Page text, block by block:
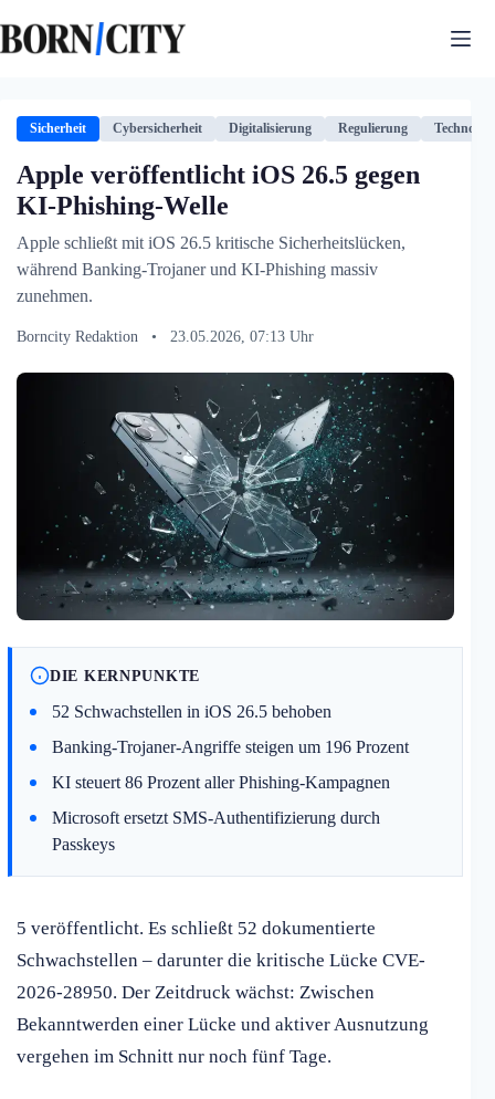
Inhalt
springen
Sicherheit Cybersicherheit Digitalisierung Regulierung
Apple veröffentlicht iOS 26.5 gegen
KI-Phishing-Welle
Apple schließt mit iOS 26.5 kritische Sicherheitslücken,
während Banking-Trojaner und KI-Phishing massiv
zunehmen.
Borncity Redaktion • 23.05.2026, 07:13 Uhr
DIE KERNPUNKTE
52 Schwachstellen in iOS 26.5 behoben
Banking-Trojaner-Angriffe steigen um 196 Prozent
KI steuert 86 Prozent aller Phishing-Kampagnen
Microsoft ersetzt SMS-Authentifizierung durch
Passkeys
5 veröffentlicht. Es schließt 52 dokumentierte
Schwachstellen – darunter die kritische Lücke CVE-
2026-28950. Der Zeitdruck wächst: Zwischen
Bekanntwerden einer Lücke und aktiver Ausnutzung
vergehen im Schnitt nur noch fünf Tage.